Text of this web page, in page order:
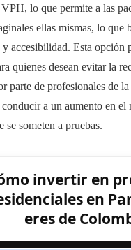
lo que permite a las
ellas mismas, lo que
accesibilidad. Esta opción
quienes desean evitar la
parte de profesionales de
a un aumento en el
se someten a pruebas.
invertir en
en
eres de